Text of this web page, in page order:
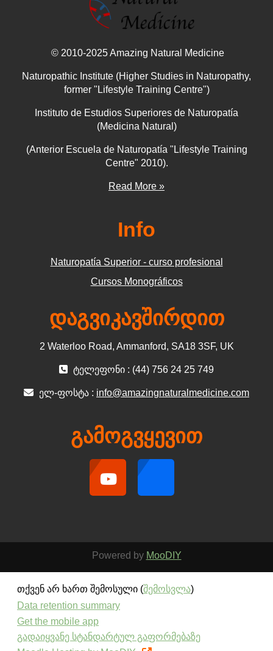
© 2010-2025 Amazing Natural Medicine
Naturopathic Institute (Higher Studies in Naturopathy,
former "Lifestyle Training Centre")
Instituto de Estudios Superiores de Naturopatía
(Medicina Natural)
(Anterior Escuela de Naturopatía "Lifestyle Training
Centre" 2010).
Read More »
Info
Naturopatía Superior - curso profesional
Cursos Monográficos
დაგვიკავშირდით
2 Waterloo Road, Ammanford, SA18 3SF, UK
ტელეფონი : (44) 756 24 25 749
ელ-ფოსტა : info@amazingnaturalmedicine.com
გამოგვყევით
Powered by MooDIY
თქვენ არ ხართ შემოსული (შემოსვლა)
Data retention summary
Get the mobile app
გადაიყვანე სტანდარტულ გაფორმებაზე